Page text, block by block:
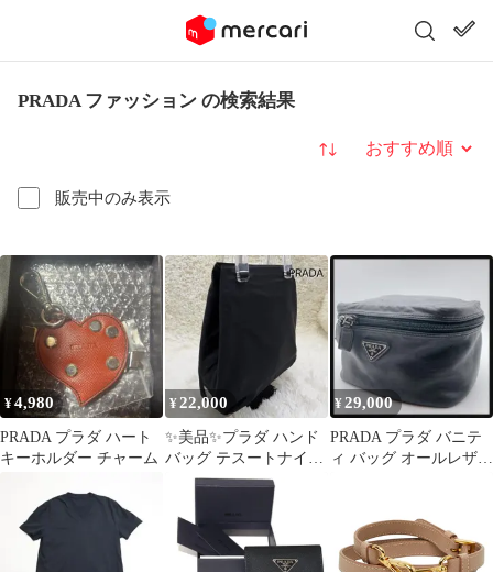
PRADA ファッション の検索結果
販売中のみ表示
並び替え
¥4,980
PRADA プラダ ハート
キーホルダー チャーム
¥22,000
✨️美品✨️プラダ ハンド
バッグ テスートナイロ
ン 三角ロゴ ブラック
¥29,000
PRADA プラダ バニテ
ィ バッグ オールレザー